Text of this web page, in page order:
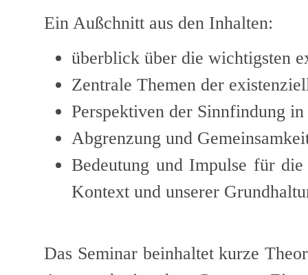
Ein Außchnitt aus den Inhalten:
überblick über die wichtigsten
Zentrale Themen der
Perspektiven der Sinnfindung
Abgrenzung und
Bedeutung und Impulse für
Kontext und unserer
Das Seminar beinhaltet kurze